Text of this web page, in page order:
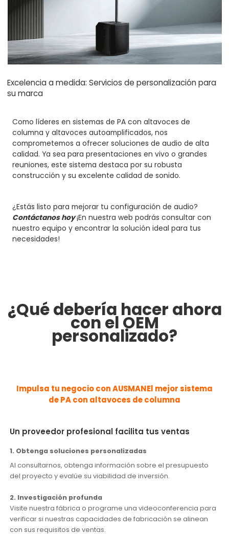
Excelencia a medida: Servicios de personalización para
su marca
Como líderes en sistemas de PA con altavoces de
columna y altavoces autoamplificados, nos
comprometemos a ofrecer soluciones de audio de alta
calidad. Ya sea para presentaciones en vivo o grandes
reuniones, este sistema destaca por su robusta
construcción y su excelente calidad de sonido.
¿Estás listo para mejorar tu configuración de audio?
Contáctanos hoy¡En nuestra web podrás consultar con
nuestro equipo y encontrar la solución ideal para tus
necesidades!
¿Qué debería hacer ahora
con el OEM
personalizado?
Impulsa tu negocio con AUSMANEl mejor sistema
de PA con altavoces de columna
Un proveedor profesional facilita tus ventas
1. Obtenga soluciones personalizadas
Al consultarnos, obtenga información sobre el presupuesto
del proyecto y evalúe su viabilidad de inversión.
2. Investigación profunda
Visite nuestra fábrica o programe una videoconferencia para
verificar si nuestras capacidades de fabricación se alinean
con sus requisitos de ventas.